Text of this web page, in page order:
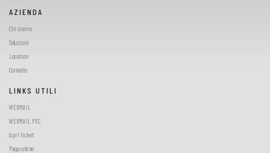
AZIENDA
Chi siamo
Soluzioni
Location
Contatto
LINKS UTILI
WEBMAIL
WEBMAIL PEC
Apri ticket
Paga online